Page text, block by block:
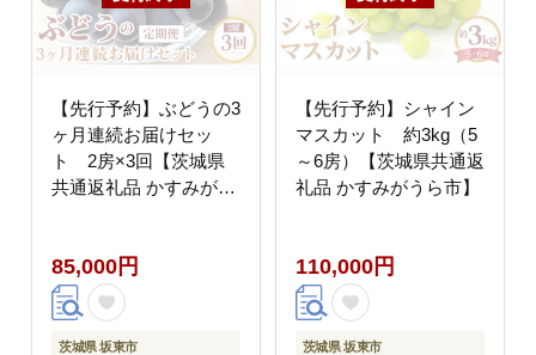
【先行予約】ぶどうの3
ヶ月連続お届けセッ
ト 2房×3回【茨城県
共通返礼品 かすみがう
85,000円
茨城県 坂東市
【先行予約】シャイン
マスカット 約3kg（5
～6房）【茨城県共通返
礼品 かすみがうら市】
110,000円
茨城県 坂東市